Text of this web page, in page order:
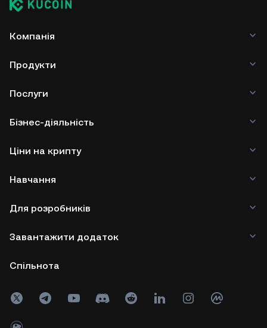
Компанія
Продукти
Послуги
Бізнес-діяльність
Ціни на крипту
Навчання
Для розробників
Завантажити додаток
Спільнота